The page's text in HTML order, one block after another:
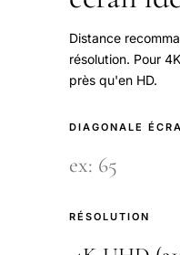
Distance
résolution. Pour
près qu'en HD.
DIAGONALE
RÉSOLUTION